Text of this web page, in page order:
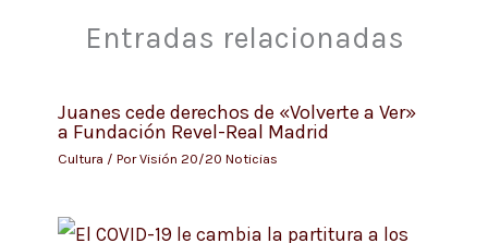
Entradas relacionadas
Juanes cede derechos de «Volverte a Ver»
a Fundación Revel-Real Madrid
Cultura / PorVisión 20/20 Noticias